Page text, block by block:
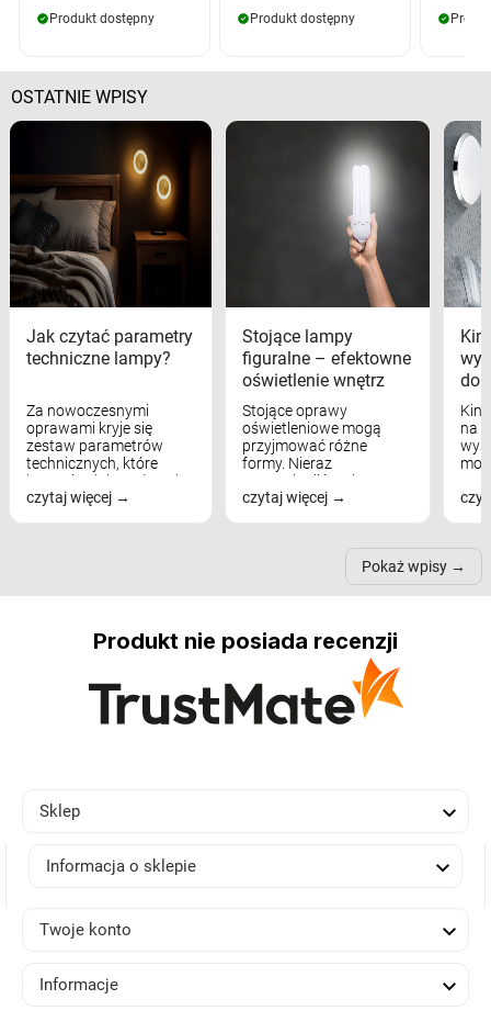
Produkt dostępny Produkt dostępny
OSTATNIE WPISY
Jak czytać parametry
techniczne lampy?
Za nowoczesnymi
oprawami kryje się
zestaw parametrów
technicznych, które
bezpośrednio wpływają
na komfort widzenia,
czytaj więcej
Stojące lampy
figuralne – efektowne
oświetlenie wnętrz
Stojące oprawy
oświetleniowe mogą
przyjmować różne
formy. Nieraz
wspominaliśmy już
modele na łukowych
nich może przydać się w
czytaj więcej
na
Pokaż wpisy
Produkt nie posiada recenzji
Sklep 
Informacja o sklepie 
Twoje konto 
Informacje 